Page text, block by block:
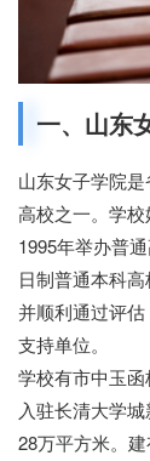
一、山东
山东女子学院
高校之一。学校
1995年举办普
日制普通本科
并顺利通过评
支持单位。
学校有市中玉函
入驻长清大学
28万平方米。